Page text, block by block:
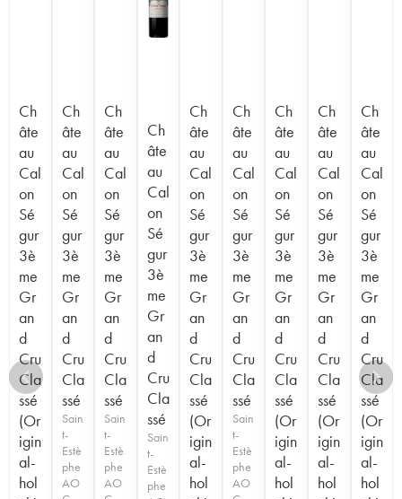
Ch
âte
au
Cal
on
Sé
gur
3è
me
Gr
an
d
Cru
Cla
ssé
(Or
igin
al-
hol
Ch
âte
au
Cal
on
Sé
gur
3è
me
Gr
an
d
Cru
Cla
ssé
Sain
t-
Estè
phe
AO
Ch
âte
au
Cal
on
Sé
gur
3è
me
Gr
an
d
Cru
Cla
ssé
Sain
t-
Estè
phe
AO
Ch
âte
au
Cal
on
Sé
gur
3è
me
Gr
an
d
Cru
Cla
ssé
Sain
t-
Estè
phe
Ch
âte
au
Cal
on
Sé
gur
3è
me
Gr
an
d
Cru
Cla
ssé
(Or
igin
al-
hol
Ch
âte
au
Cal
on
Sé
gur
3è
me
Gr
an
d
Cru
Cla
ssé
Sain
t-
Estè
phe
AO
Ch
âte
au
Cal
on
Sé
gur
3è
me
Gr
an
d
Cru
Cla
ssé
(Or
igin
al-
hol
Ch
âte
au
Cal
on
Sé
gur
3è
me
Gr
an
d
Cru
Cla
ssé
(Or
igin
al-
hol
Ch
âte
au
Cal
on
Sé
gur
3è
me
Gr
an
d
Cru
Cla
ssé
(Or
igin
al-
hol